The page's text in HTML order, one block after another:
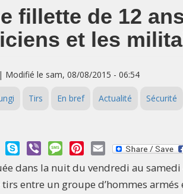
fillette de 12
et les
Modifié le sam, 08/08/2015 - 06:54
Tirs En bref Actualité Sécurité
WhatsApp
Skype Viber MessagePinterest
Email
dans la nuit du vendredi au
tirs entre un groupe d’hommes